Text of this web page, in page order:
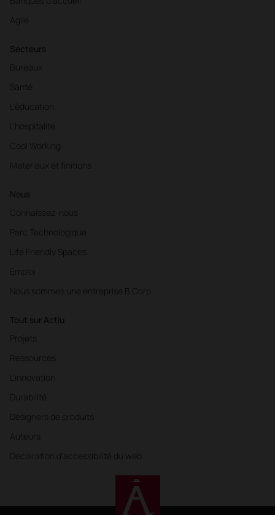
Agile
Secteurs
Bureaux
Santé
L'éducation
L'hospitalité
Cool Working
Matériaux et finitions
Nous
Connaissez-nous
Parc Technologique
Life Friendly Spaces
Emploi
Nous sommes une entreprise B Corp
Tout sur Actiu
Projets
Ressources
L'innovation
Durabilité
Designers de produits
Auteurs
Déclaration d'accessibilité du web